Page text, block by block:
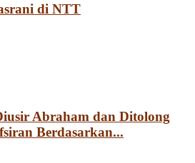
di NTT
Abraham dan Ditolong
Berdasarkan...